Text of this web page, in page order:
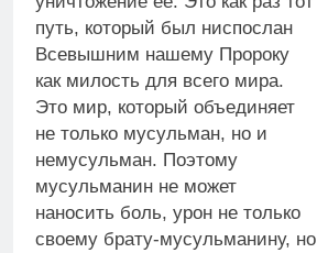
путь, который был ниспослан
Всевышним нашему Пророку
как милость для всего мира.
Это мир, который объединяет
не только мусульман, но и
немусульман. Поэтому
мусульманин не может
наносить боль, урон не только
своему брату-мусульманину, но